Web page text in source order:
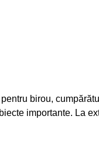
birou,
importante. La